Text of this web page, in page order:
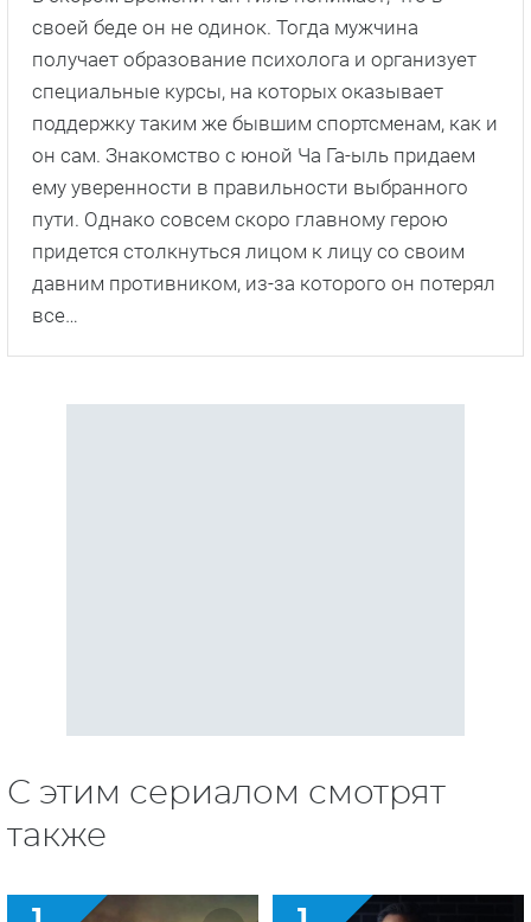
своей беде он не одинок. Тогда мужчина
получает образование психолога и организует
специальные курсы, на которых оказывает
поддержку таким же бывшим спортсменам, как и
он сам. Знакомство с юной Ча Га-ыль придаем
ему уверенности в правильности выбранного
пути. Однако совсем скоро главному герою
придется столкнуться лицом к лицу со своим
давним противником, из-за которого он потерял
все…
С этим сериалом смотрят
также